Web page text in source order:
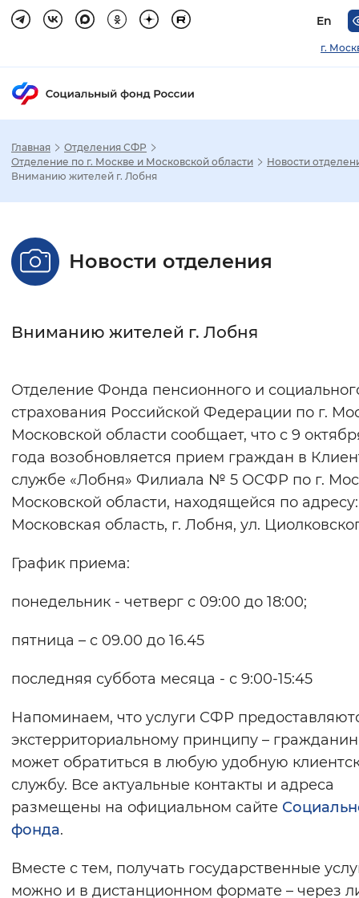
En
г.
Настройка режима отображения
Стандартный Увеличенный
Интервал между буквами
Нормальный Увеличенный
Цвет сайта
Монохромный Инверсивный
Синий фон
Включены Выключены
Звуковой ассистент
Воспроизвести Остановить
Вернуть стандартные настройки
Главная
Отделения СФР
Отделение по г. Москве и Московской области
Новости
Вниманию жителей г. Лобня
Новости отделения
Вниманию жителей г. Лобня
Отделение Фонда пенсионного и
страхования Российской Федерации по г.
Московской области сообщает, что с 9
года возобновляется прием граждан в
службе «Лобня» Филиала № 5 ОСФР по г.
Московской области, находящейся по адресу:
Московская область, г. Лобня, ул.
График приема:
понедельник - четверг с 09:00 до 18:00;
пятница – с 09.00 до 16.45
последняя суббота месяца - с 9:00-15:45
Напоминаем, что услуги СФР
экстерриториальному принципу – гражданин
может обратиться в любую удобную
службу. Все актуальные контакты и адреса
размещены на официальном сайте
фонда.
Вместе с тем, получать государственные
можно и в дистанционном формате – через